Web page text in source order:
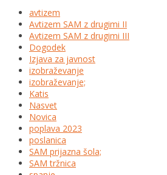
avtizem
Avtizem SAM z drugimi II
Avtizem SAM z drugimi III
Dogodek
Izjava za javnost
izobraževanje
izobraževanje;
Katis
Nasvet
Novica
poplava 2023
poslanica
SAM prijazna šola;
SAM tržnica